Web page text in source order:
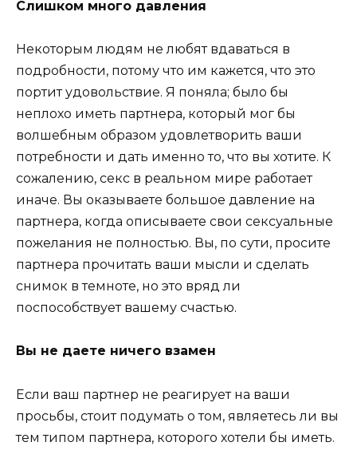
Слишком много давления
Некоторым людям не любят вдаваться в
подробности, потому что им кажется, что это
портит удовольствие. Я поняла; было бы
неплохо иметь партнера, который мог бы
волшебным образом удовлетворить ваши
потребности и дать именно то, что вы хотите. К
сожалению, секс в реальном мире работает
иначе. Вы оказываете большое давление на
партнера, когда описываете свои сексуальные
пожелания не полностью. Вы, по сути, просите
партнера прочитать ваши мысли и сделать
снимок в темноте, но это вряд ли
поспособствует вашему счастью.
Вы не даете ничего взамен
Если ваш партнер не реагирует на ваши
просьбы, стоит подумать о том, являетесь ли вы
тем типом партнера, которого хотели бы иметь.